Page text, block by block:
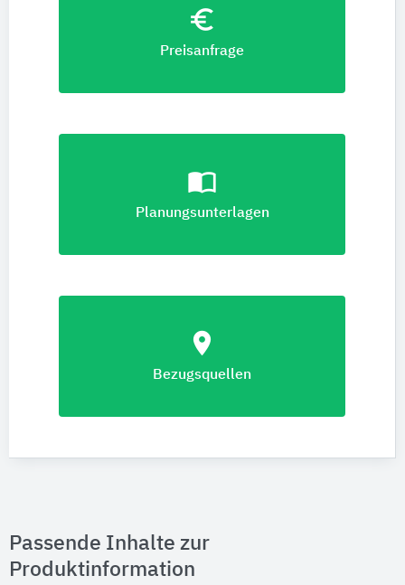
euro_symbol
Preisanfrage
import_contacts
Planungsunterlagen
location_on
Bezugsquellen
Passende Inhalte zur
Produktinformation